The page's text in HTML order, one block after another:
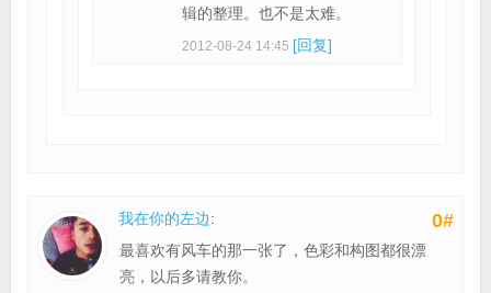
辑的整理。也不是太难。
2012-08-24 14:45 [回复]
0#
我在你的左边:
最喜欢有风车的那一张了，色彩和构图都很漂
亮，以后多请教你。